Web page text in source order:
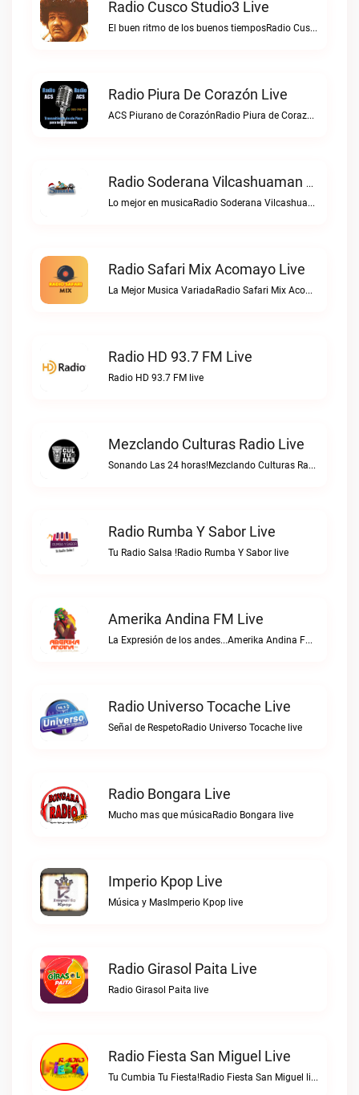
Radio Cusco Studio3 Live
El buen ritmo de los buenos tiemposRadio Cusco Studio3 live
Radio Piura De Corazón Live
ACS Piurano de CorazónRadio Piura de Corazón live
Radio Soderana Vilcashuaman Live
Lo mejor en musicaRadio Soderana Vilcashuaman live
Radio Safari Mix Acomayo Live
La Mejor Musica VariadaRadio Safari Mix Acomayo live
Radio HD 93.7 FM Live
Radio HD 93.7 FM live
Mezclando Culturas Radio Live
Sonando Las 24 horas!Mezclando Culturas Radio live
Radio Rumba Y Sabor Live
Tu Radio Salsa !Radio Rumba Y Sabor live
Amerika Andina FM Live
La Expresión de los andes...Amerika Andina FM live
Radio Universo Tocache Live
Señal de RespetoRadio Universo Tocache live
Radio Bongara Live
Mucho mas que músicaRadio Bongara live
Imperio Kpop Live
Música y MasImperio Kpop live
Radio Girasol Paita Live
Radio Girasol Paita live
Radio Fiesta San Miguel Live
Tu Cumbia Tu Fiesta!Radio Fiesta San Miguel live